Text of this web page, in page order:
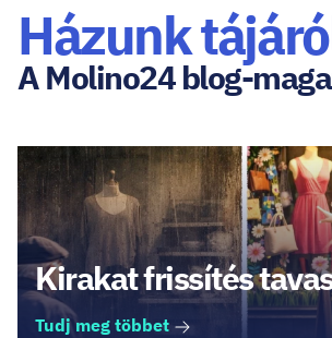
Házunk
A Molino24 blog-
Kirakat frissítés
Tudj meg többet